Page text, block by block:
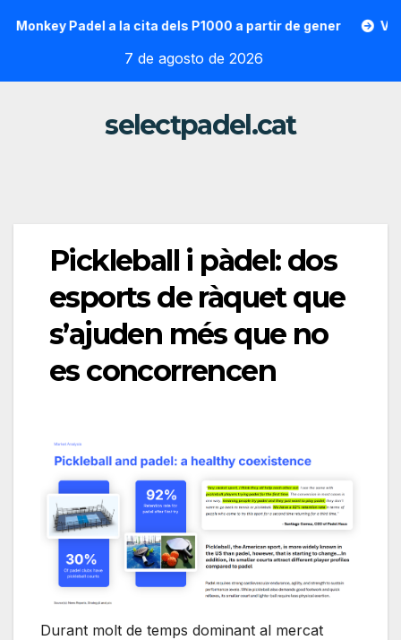
Padel a la cita dels P1000 a partir de gener Vallon
7 de agosto de 2026
selectpadel.cat
Pickleball i pàdel: dos
esports de ràquet que
s’ajuden més que no
es concorrencen
Durant molt de temps dominant al mercat